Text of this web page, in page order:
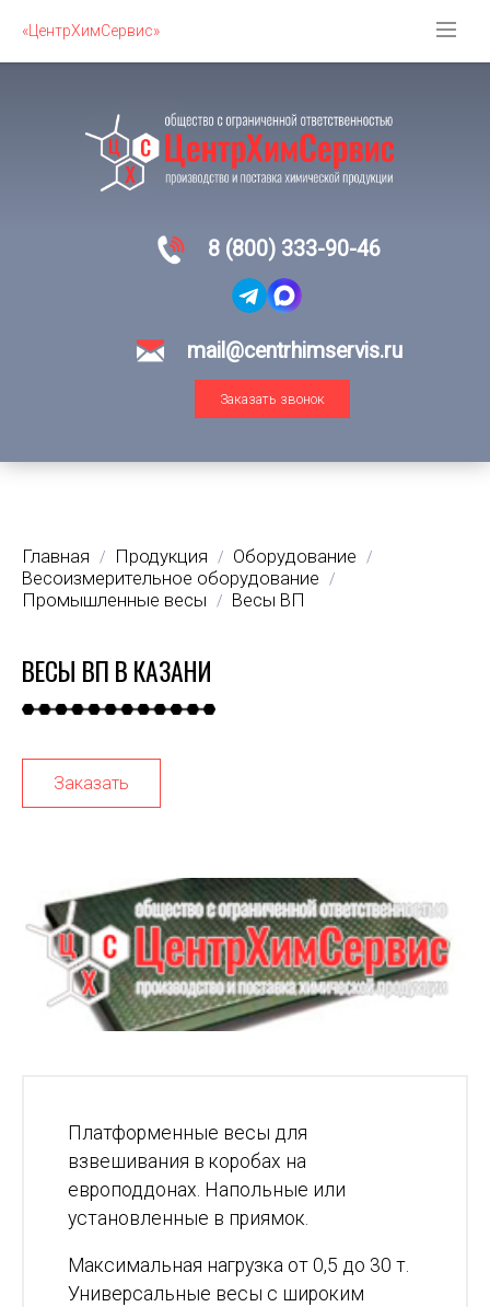
«ЦентрХимСервис»
8 (800) 333-90-46
mail@centrhimservis.ru
Заказать звонок
Главная / Продукция / Оборудование /
Весоизмерительное оборудование /
Промышленные весы / Весы ВП
ВЕСЫ ВП В КАЗАНИ
Заказать
Платформенные весы для
взвешивания в коробах на
европоддонах. Напольные или
установленные в приямок.
Максимальная нагрузка от 0,5 до 30 т.
Универсальные весы с широким